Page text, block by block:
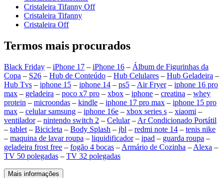
Cristaleira Tifanny Off
Cristaleira Tifanny
Cristaleira Off
Termos mais procurados
Black Friday – iPhone 17 – iPhone 16 – Álbum de Figurinhas da
Copa – S26 – Hub de Conteúdo – Hub Celulares – Hub Geladeira –
Hub Tvs – iphone 15 – iphone 14 – ps5 – Air Fryer– iphone 16 pro
max – geladeira – poco x7 pro – xbox – iphone – creatina – whey
protein – microondas – kindle – iphone 17 pro max – iphone 15 pro
max – celular samsung – iphone 16e – xbox series s – xiaomi –
ventilador– nintendo switch 2 – Celular– Ar Condicionado Portátil
– tablet – Bicicleta – Body Splash – jbl – redmi note 14 – tenis nike
– maquina de lavar roupa – liquidificador– ipad – guarda roupa –
geladeira frost free – fogão 4 bocas – Armário de Cozinha – Alexa –
TV 50 polegadas – TV 32 polegadas
Mais informações